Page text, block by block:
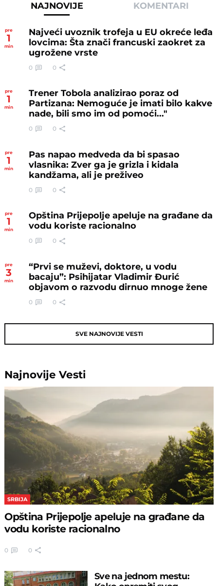
NAJNOVIJE KOMENTARI
pre
1
min
Najveći uvoznik trofeja u EU okreće leđa
lovcima: Šta znači francuski zaokret za
ugrožene vrste
0 0
pre
1
min
Trener Tobola analizirao poraz od
Partizana: Nemoguće je imati bilo kakve
nade, bili smo im od pomoći..."
0 0
pre
1
min
Pas napao medveda da bi spasao
vlasnika: Zver ga je grizla i kidala
kandžama, ali je preživeo
0 0
pre
1
min
Opština Prijepolje apeluje na građane da
vodu koriste racionalno
0 0
pre
3
min
“Prvi se muževi, doktore, u vodu
bacaju”: Psihijatar Vladimir Đurić
objavom o razvodu dirnuo mnoge žene
0 0
SVE NAJNOVIJE VESTI
NajnovijeVesti
SRBIJA
Opština Prijepolje apeluje na građane da
vodu koriste racionalno
0 0
Sve na jednom mestu: